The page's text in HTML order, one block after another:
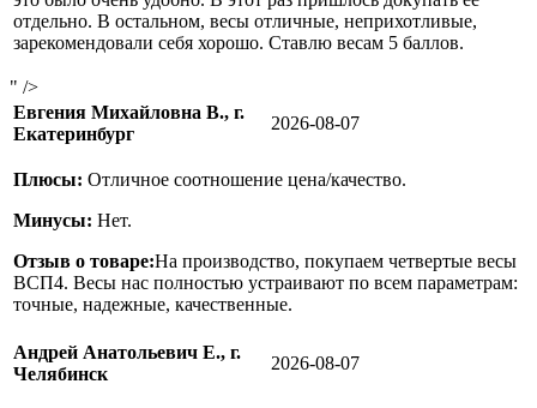
отдельно. В остальном, весы отличные, неприхотливые,
зарекомендовали себя хорошо. Ставлю весам 5 баллов.
" />
Евгения Михайловна В., г.
Екатеринбург
2026-08-07
Плюсы: Отличное соотношение цена/качество.
Минусы: Нет.
Отзыв о товаре:На производство, покупаем четвертые весы
ВСП4. Весы нас полностью устраивают по всем параметрам:
точные, надежные, качественные.
Андрей Анатольевич Е., г.
Челябинск
2026-08-07